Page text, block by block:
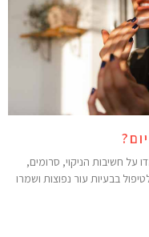
חשיבות הניקוי, סרומים,
בבעיות עור נפוצות ושמרו